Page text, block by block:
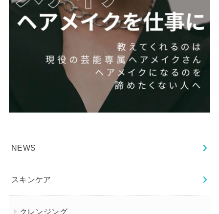
NEWS
スキンケア
クレンジング